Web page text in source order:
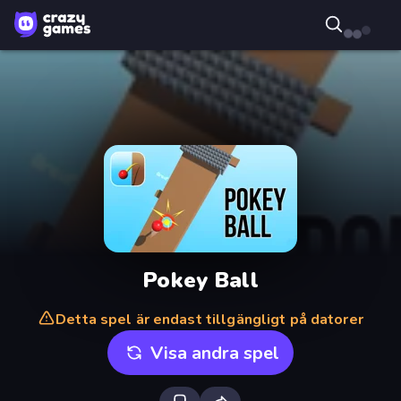
Pokey Ball
Detta spel är endast tillgängligt på datorer
Visa andra spel